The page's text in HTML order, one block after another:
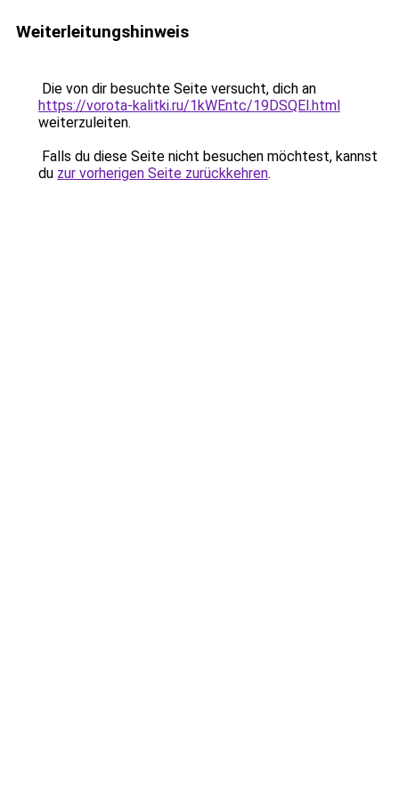
Weiterleitungshinweis
Die von dir besuchte Seite versucht, dich an
https://vorota-kalitki.ru/1kWEntc/19DSQEl.html
weiterzuleiten.
Falls du diese Seite nicht besuchen möchtest, kannst
du zur vorherigen Seite zurückkehren.